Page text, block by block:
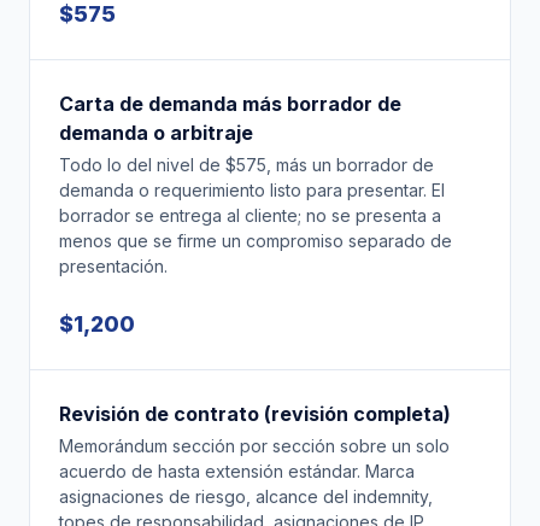
$575
Carta de demanda más borrador de
demanda o arbitraje
Todo lo del nivel de $575, más un borrador de
demanda o requerimiento listo para presentar. El
borrador se entrega al cliente; no se presenta a
menos que se firme un compromiso separado de
presentación.
$1,200
Revisión de contrato (revisión completa)
Memorándum sección por sección sobre un solo
acuerdo de hasta extensión estándar. Marca
asignaciones de riesgo, alcance del indemnity,
topes de responsabilidad, asignaciones de IP,